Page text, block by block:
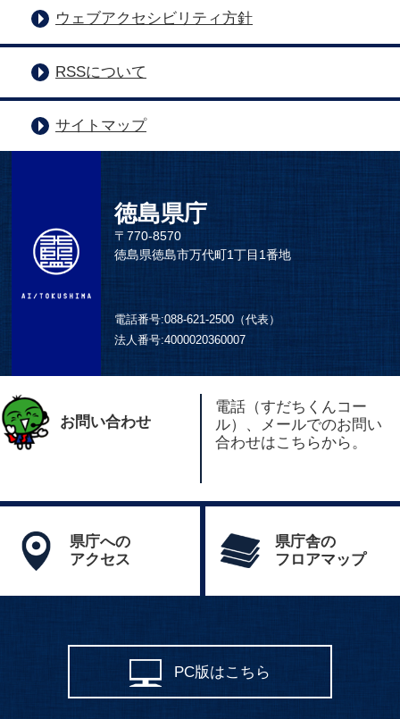
ウェブアクセシビリティ方針
RSSについて
サイトマップ
徳島県庁
〒770-8570
徳島県徳島市万代町1丁目1番地
電話番号:088-621-2500（代表）
法人番号:4000020360007
お問い合わせ
電話（すだちくんコー
ル）、メールでのお問い
合わせはこちらから。
県庁への
アクセス
県庁舎の
フロアマップ
PC版はこちら